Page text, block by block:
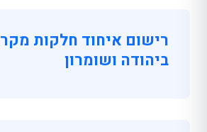
רישום איחוד חלקות
ביהודה ושומרון